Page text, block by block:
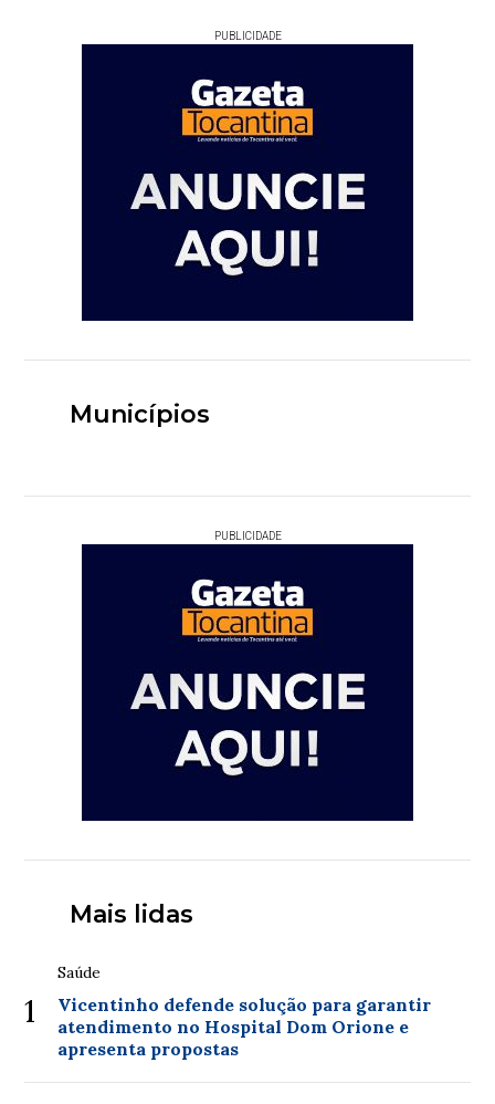
PUBLICIDADE
Municípios
PUBLICIDADE
Mais lidas
1
Saúde
Vicentinho defende solução para garantir
atendimento no Hospital Dom Orione e
apresenta propostas